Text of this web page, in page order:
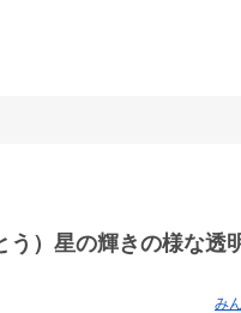
う）星の輝きの様な透
み